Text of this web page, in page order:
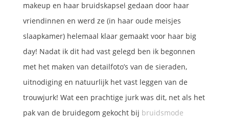
makeup en haar bruidskapsel gedaan door haar
vriendinnen en werd ze (in haar oude meisjes
slaapkamer) helemaal klaar gemaakt voor haar big
day! Nadat ik dit had vast gelegd ben ik begonnen
met het maken van detailfoto’s van de sieraden,
uitnodiging en natuurlijk het vast leggen van de
trouwjurk! Wat een prachtige jurk was dit, net als het
pak van de bruidegom gekocht bij bruidsmode